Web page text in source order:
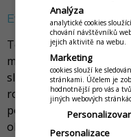
Evidence financí a
Tento způsob evidence
možností modulu
sledování financí
rozvoz zaevidovaná a
pod uživatelem, který
objednávka v rámci
Analýza
analytické cookies
chování návštěvníků
jejich aktivitě na webu.
Marketing
cookies slouží ke
stránkami. Účelem je
hodnotnější pro vás a
jiných webových
Personalizace